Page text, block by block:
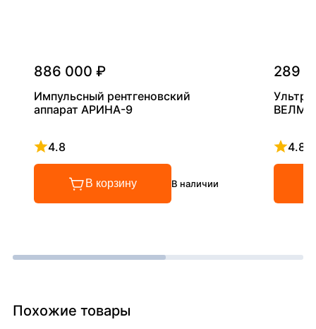
886 000 ₽
Импульсный рентгеновский
аппарат АРИНА-9
4.8
Рейтинг 4.8 из 5
В корзину В наличии
289
4.8
Похожие товары